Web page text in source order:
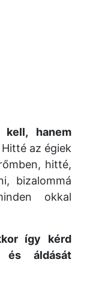
hanem
az égiek
hitté,
bizalommá
okkal
így kérd
és áldását